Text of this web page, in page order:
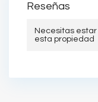
Reseñas
Necesitas estar
esta propiedad